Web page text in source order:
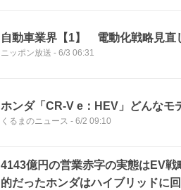
自動車業界【1】 電動化戦略見直
ニッポン放送 - 6/3 06:31
ホンダ「CR-V e：HEV」どんな
くるまのニュース - 6/2 09:10
4143億円の営業赤字の実態はEV
的だったホンダはハイブリッドに